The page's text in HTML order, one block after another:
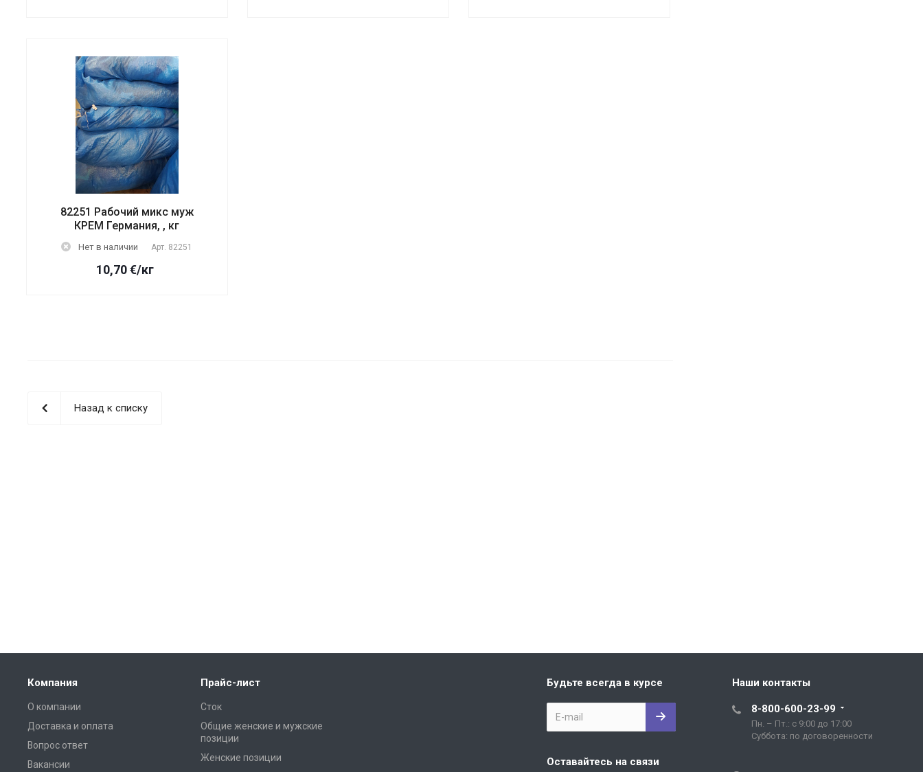
82251 Рабочий микс муж
КРЕМ Германия, , кг
Нет в наличии Арт. 82251
10,70€/кг
Назад к списку
Компания
О компании
Доставка и оплата
Вопрос ответ
Вакансии
Прайс-лист
Сток
Общие женские и мужские
позиции
Женские позиции
Будьте всегда в курсе
Оставайтесь на связи
Наши контакты
8-800-600-23-99
Пн. – Пт.: с 9:00 до 17:00
Cуббота: по договоренности